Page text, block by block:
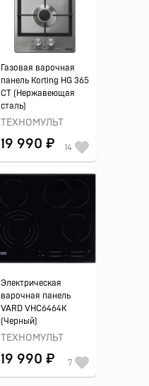
Газовая варочная
панель Korting HG 365
CT (Нержавеющая
сталь)
ТЕХНОМУЛЬТ
19 990 ₽ 14
Электрическая
варочная панель
VARD VHC6464K
(Черный)
ТЕХНОМУЛЬТ
19 990 ₽ 7